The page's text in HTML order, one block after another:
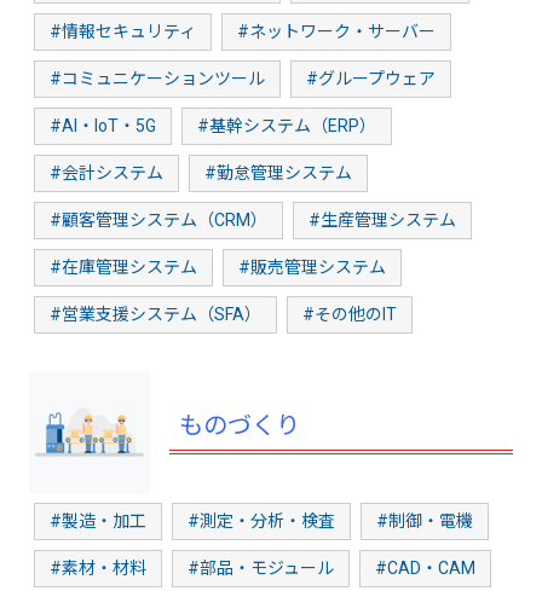
#情報セキュリティ #ネットワーク・サーバー
#コミュニケーションツール #グループウェア
#AI・IoT・5G #基幹システム（ERP）
#会計システム #勤怠管理システム
#顧客管理システム（CRM） #生産管理システム
#在庫管理システム #販売管理システム
#営業支援システム（SFA） #その他のIT
ものづくり
#製造・加工 #測定・分析・検査 #制御・電機
#素材・材料 #部品・モジュール #CAD・CAM